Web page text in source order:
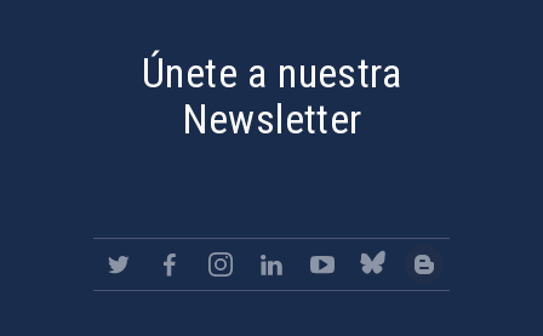
Únete a nuestra
Newsletter